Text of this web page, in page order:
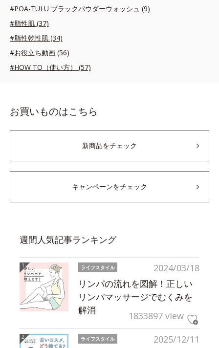
#POA-TULU ブラックパウダーウォッシュ (9)
#脂性肌 (37)
#脂性乾性肌 (34)
#お役立ち動画 (56)
#HOW TO（使い方） (57)
お買いものはこちら
新商品をチェック
キャンペーンをチェック
週間人気記事ランキング
2024/03/18
ライフスタイル
リンパの流れを図解！正しい
リンパマッサージでむくみを
解消
1833897 view
2025/12/11
ライフスタイル